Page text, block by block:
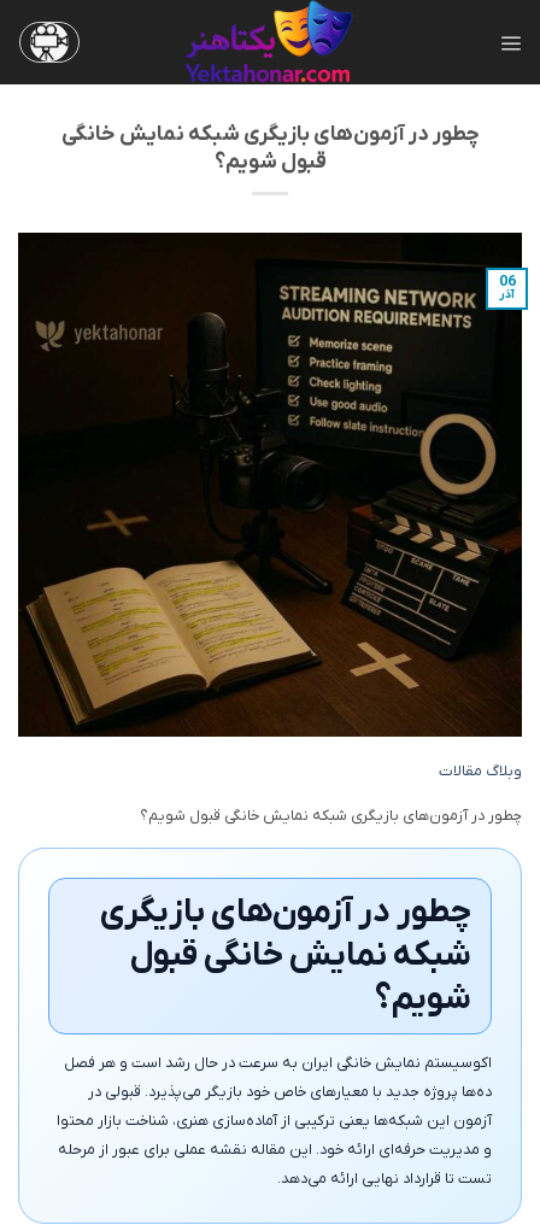
چطور در آزمون‌های بازیگری شبکه نمایش خانگی
قبول شویم؟
06
آذر
وبلاگ مقالات
چطور در آزمون‌های بازیگری شبکه نمایش خانگی قبول شویم؟
چطور در آزمون‌های بازیگری
شبکه نمایش خانگی قبول
شویم؟
اکوسیستم نمایش خانگی ایران به سرعت در حال رشد است و هر فصل
ده‌ها پروژه جدید با معیارهای خاص خود بازیگر می‌پذیرد. قبولی در
آزمون این شبکه‌ها یعنی ترکیبی از آماده‌سازی هنری، شناخت بازار محتوا
و مدیریت حرفه‌ای ارائه خود. این مقاله نقشه عملی برای عبور از مرحله
تست تا قرارداد نهایی ارائه می‌دهد.